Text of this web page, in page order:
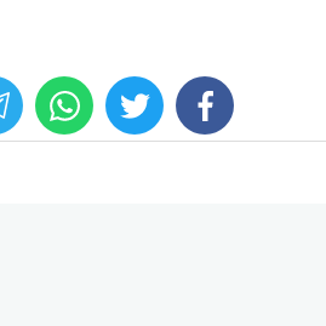
facebook
twitter
whats